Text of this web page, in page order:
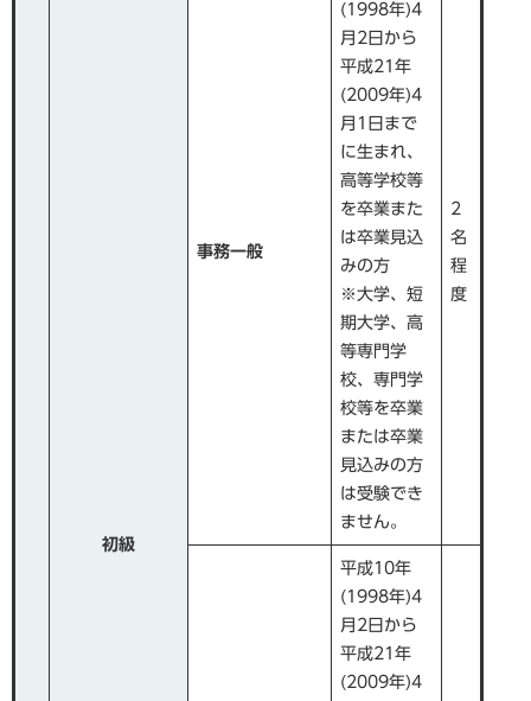
初級​
事務一般
(1998年)4
月2日から
平成21年
(2009年)4
月1日まで
に生まれ、
高等学校等
を卒業また
は卒業見込
みの方
※大学、短
期大学、高
等専門学
校、専門学
校等を卒業
または卒業
見込みの方
は受験でき
ません。
2
名
程
度
平成10年
(1998年)4
月2日から
平成21年
(2009年)4